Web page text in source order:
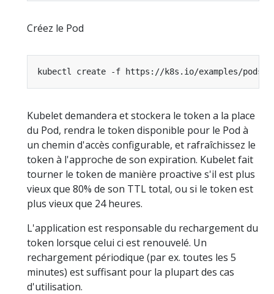
Créez le Pod
Kubelet demandera et stockera le token a la place
du Pod, rendra le token disponible pour le Pod à
un chemin d'accès configurable, et rafraîchissez le
token à l'approche de son expiration. Kubelet fait
tourner le token de manière proactive s'il est plus
vieux que 80% de son TTL total, ou si le token est
plus vieux que 24 heures.
L'application est responsable du rechargement du
token lorsque celui ci est renouvelé. Un
rechargement périodique (par ex. toutes les 5
minutes) est suffisant pour la plupart des cas
d'utilisation.